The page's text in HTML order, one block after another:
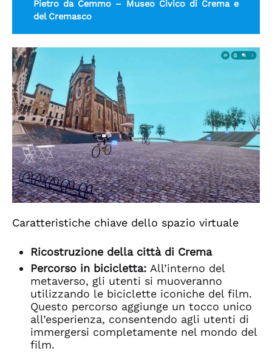
Pietro da Cemmo – Museo Civico di Crema e
del Cremasco
Caratteristiche chiave dello spazio virtuale
Ricostruzione della città di Crema
Percorso in bicicletta: All’interno del
metaverso, gli utenti si muoveranno
utilizzando le biciclette iconiche del film.
Questo percorso aggiunge un tocco unico
all’esperienza, consentendo agli utenti di
immergersi completamente nel mondo del
film.